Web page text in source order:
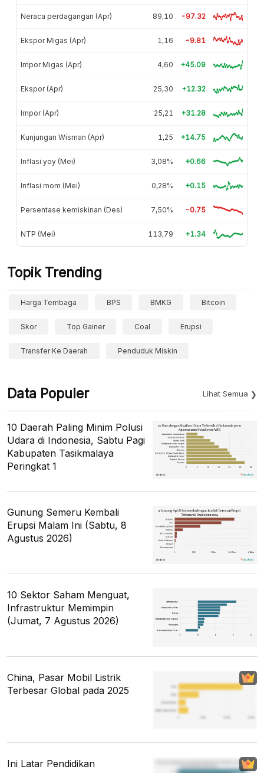
Neraca perdagangan (Apr) 89,10 -97.32
Ekspor Migas (Apr) 1,16 -9.81
Impor Migas (Apr) 4,60 +45.09
Ekspor (Apr) 25,30 +12.32
Impor (Apr) 25,21 +31.28
Kunjungan Wisman (Apr) 1,25 +14.75
Inflasi yoy (Mei) 3,08% +0.66
Inflasi mom (Mei) 0,28% +0.15
Persentase kemiskinan (Des) 7,50% -0.75
NTP (Mei) 113,79 +1.34
Topik Trending
Harga Tembaga BPS BMKG Bitcoin
Skor Top Gainer Coal Erupsi
Transfer Ke Daerah Penduduk Miskin
Data Populer Lihat Semua
10 Daerah Paling Minim Polusi
Udara di Indonesia, Sabtu Pagi
Kabupaten Tasikmalaya
Peringkat 1
Gunung Semeru Kembali
Erupsi Malam Ini (Sabtu, 8
Agustus 2026)
10 Sektor Saham Menguat,
Infrastruktur Memimpin
(Jumat, 7 Agustus 2026)
China, Pasar Mobil Listrik
Terbesar Global pada 2025
Ini Latar Pendidikan